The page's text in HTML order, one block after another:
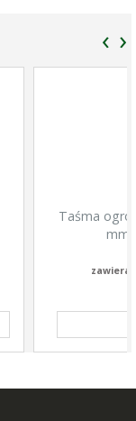
Taśma
mm,
zawiera
‹ ›